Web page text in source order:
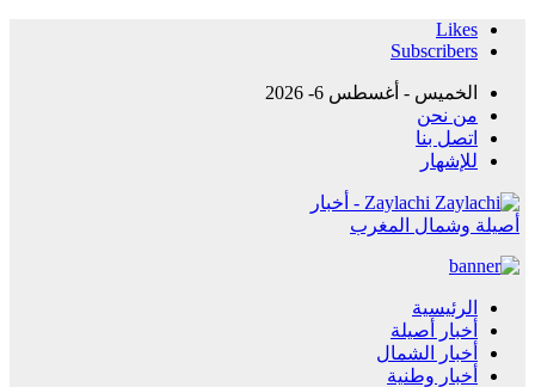
Likes
Subscribers
الخميس - أغسطس 6- 2026
من نحن
اتصل بنا
للإشهار
Zaylachi - أخبار
أصيلة وشمال المغرب
الرئيسية
أخبار أصيلة
أخبار الشمال
أخبار وطنية